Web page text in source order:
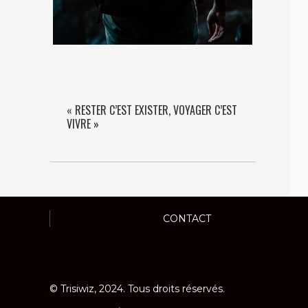
« RESTER C’EST EXISTER, VOYAGER C’EST
VIVRE »
CONTACT
© Trisiwiz, 2024. Tous droits réservés.